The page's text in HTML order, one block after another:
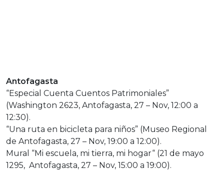
Antofagasta
“Especial Cuenta Cuentos Patrimoniales”
(Washington 2623, Antofagasta, 27 – Nov, 12:00 a
12:30).
“Una ruta en bicicleta para niños” (Museo Regional
de Antofagasta, 27 – Nov, 19:00 a 12:00).
Mural “Mi escuela, mi tierra, mi hogar“ (21 de mayo
1295, Antofagasta, 27 – Nov, 15:00 a 19:00).